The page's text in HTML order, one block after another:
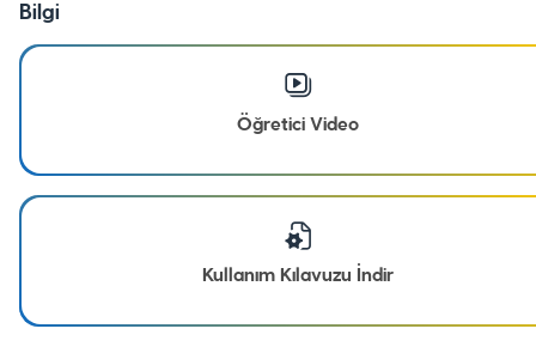
Bilgi
Öğretici Video
Kullanım Kılavuzu İndir